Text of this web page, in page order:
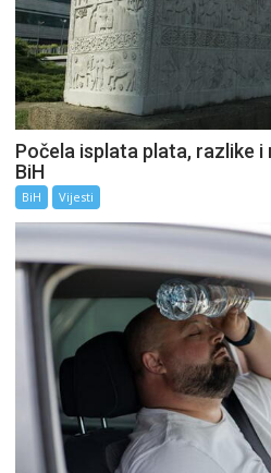
Počela isplata plata, razlike
BiH
BiH Vijesti